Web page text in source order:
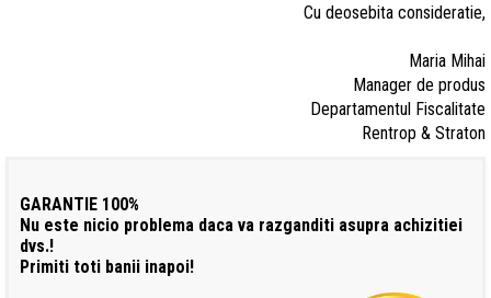
Cu deosebita consideratie,
Maria Mihai
Manager de produs
Departamentul Fiscalitate
Rentrop & Straton
GARANTIE 100%
Nu este nicio problema daca va razganditi asupra achizitiei
dvs.!
Primiti toti banii inapoi!